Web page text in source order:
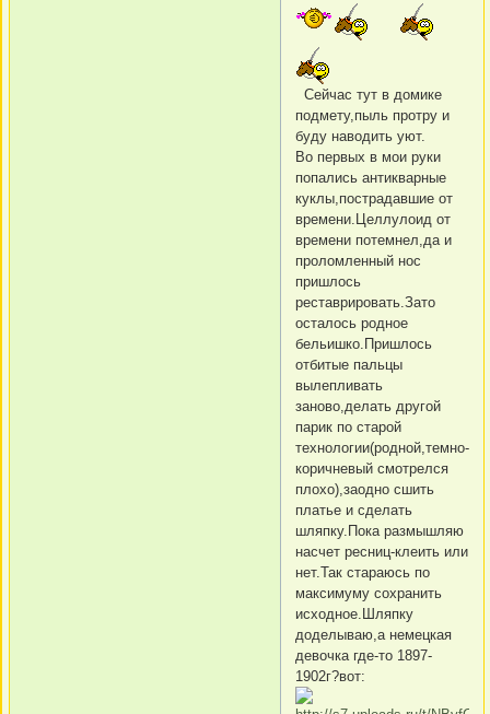
Сейчас тут в домике
подмету,пыль протру и
буду наводить уют.
Во первых в мои руки
попались антикварные
куклы,пострадавшие от
времени.Целлулоид от
времени потемнел,да и
проломленный нос
пришлось
реставрировать.Зато
осталось родное
бельишко.Пришлось
отбитые пальцы
вылепливать
заново,делать другой
парик по старой
технологии(родной,темно-
коричневый смотрелся
плохо),заодно сшить
платье и сделать
шляпку.Пока размышляю
насчет ресниц-клеить или
нет.Так стараюсь по
максимуму сохранить
исходное.Шляпку
доделываю,а немецкая
девочка где-то 1897-
1902г?вот: